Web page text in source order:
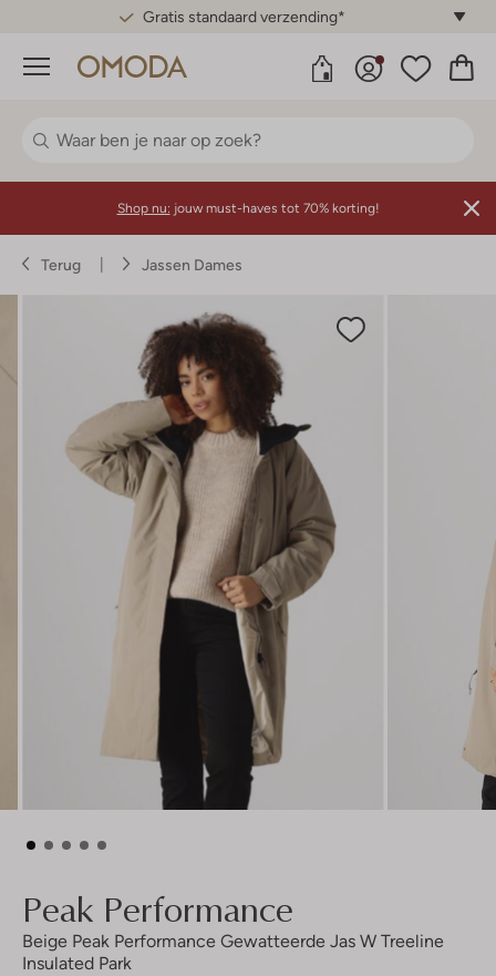
Gratis standaard verzending*
Menu
Shop nu: jouw must-haves tot 70% korting!
Terug Jassen Dames
Peak Performance
Beige Peak Performance Gewatteerde Jas W Treeline
Insulated Park